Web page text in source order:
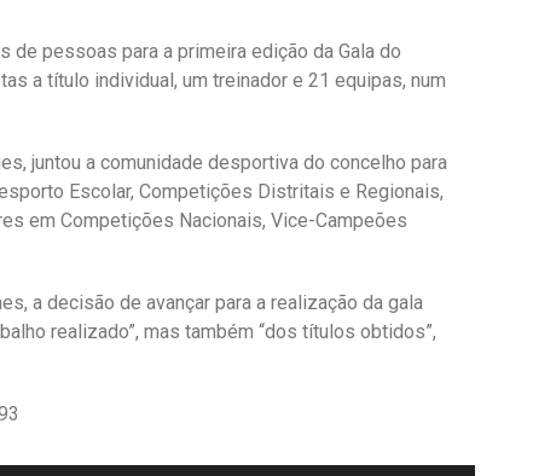
de pessoas para a primeira edição da Gala do
a título individual, um treinador e 21 equipas, num
juntou a comunidade desportiva do concelho para
Escolar, Competições Distritais e Regionais,
em Competições Nacionais, Vice-Campeões
a decisão de avançar para a realização da gala
realizado”, mas também “dos títulos obtidos”,